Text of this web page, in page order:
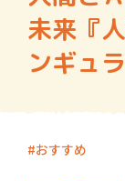
未来『
ンギュ
おすすめ